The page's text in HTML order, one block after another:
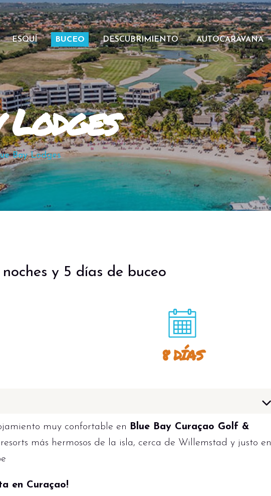
ESQUÍ BUCEO DESCUBRIMIENTO AUTOCARAVANA
Bay Lodges
noches y 5 días de buceo
8 DÍAS
muy confortable en Blue Bay Curaçao Golf &
más hermosos de la isla, cerca de Willemstad y justo en
en Curaçao!